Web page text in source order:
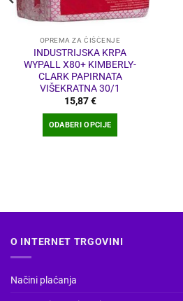
OPREMA ZA ČIŠĆENJE
INDUSTRIJSKA KRPA
WYPALL X80+ KIMBERLY-
CLARK PAPIRNATA
VIŠEKRATNA 30/1
15,87€
ODABERI OPCIJE
mogu
O INTERNET TRGOVINI
Načini plaćanja